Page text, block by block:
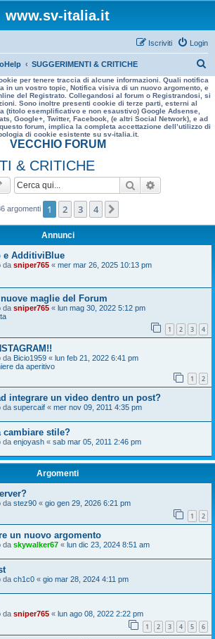
www.sv-italia.it
Login
Iscriviti
SUGGERIMENTI & CRITICHE
e
r
a
per tenere traccia di alcune informazioni. Quali notifica
in un vostro topic, Notifica visiva di un nuovo argomento, e
del Registrato. Collegandosi al forum o Registrandosi, si
Sono inoltre presenti cookie di terze parti, esterni al
(titolo esemplificativo e non esaustivo) Google Adsense,
Google+, Twitter, Facebook, (e altri Social Network), e ad
forum, implica la completa accettazione dell’utilizzo di
di cookie esistente su sv-italia.it.
VECCHIO FORUM
& CRITICHE
Cerca
argomenti 1 2 3 4
Annunci
e AdditiviBlue
da sniper765 « mer mar 26, 2025 10:13 pm
maglie del Forum
da sniper765 « lun mag 30, 2022 5:12 pm
1 2 3 4
da Bicio1959 « lun feb 21, 2022 6:41 pm
da aperitivo
1 2
integrare un video dentro un post?
da supercaif « mer nov 09, 2011 4:35 pm
cambiare stile?
da enjoyash « sab mar 05, 2011 2:46 pm
Argomenti
da stez90 « gio gen 29, 2026 6:21 pm
1 2
un nuovo argomento
da skywalker67 « lun dic 23, 2024 8:51 am
da ch1c0 « gio mar 28, 2024 4:11 pm
da sniper765 « lun ago 08, 2022 2:22 pm
1 2 3 4 5 6